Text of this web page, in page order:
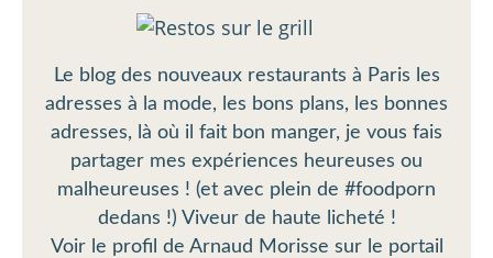
Le blog des nouveaux restaurants à Paris les
adresses à la mode, les bons plans, les bonnes
adresses, là où il fait bon manger, je vous fais
partager mes expériences heureuses ou
malheureuses ! (et avec plein de #foodporn
dedans !) Viveur de haute licheté !
Voir le profil de Arnaud Morisse sur le portail